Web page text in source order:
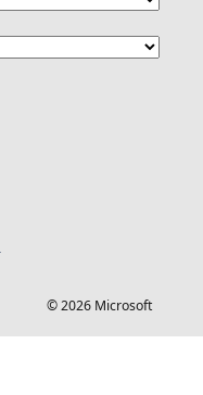
© 2026 Microsoft